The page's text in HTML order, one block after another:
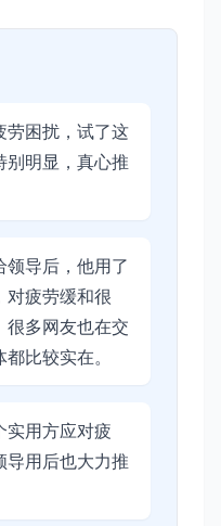
劳困扰，试了这
别明显，真心推
导后，他用了
对疲劳缓和很
很多网友也在交
比较实在。
实用方应对疲
导用后也大力推